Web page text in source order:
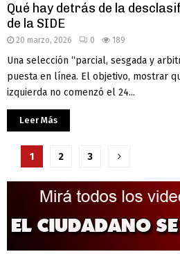
Qué hay detrás de la
de la SIDE
20 marzo, 2026 0 189
Una selección “parcial, sesgada y
puesta en línea. El objetivo, mostrar
izquierda no comenzó el 24...
Leer Más
Paginación
de
entradas
1 2 3